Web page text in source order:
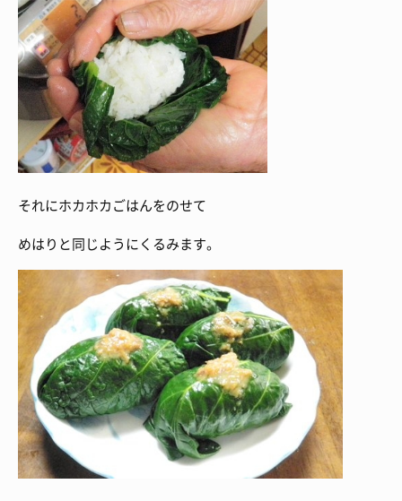
それにホカホカごはんをのせて
めはりと同じようにくるみます。